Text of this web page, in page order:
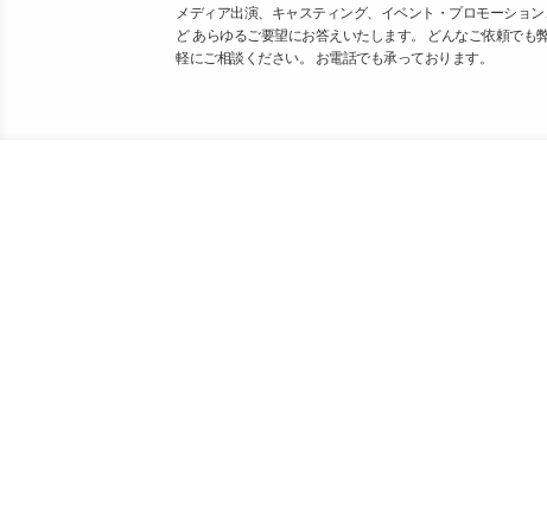
メディア出演、キャスティング、イベント・プロモーショ
ど あらゆるご要望にお答えいたします。 どんなご依頼でも
軽にご相談ください。 お電話でも承っております。